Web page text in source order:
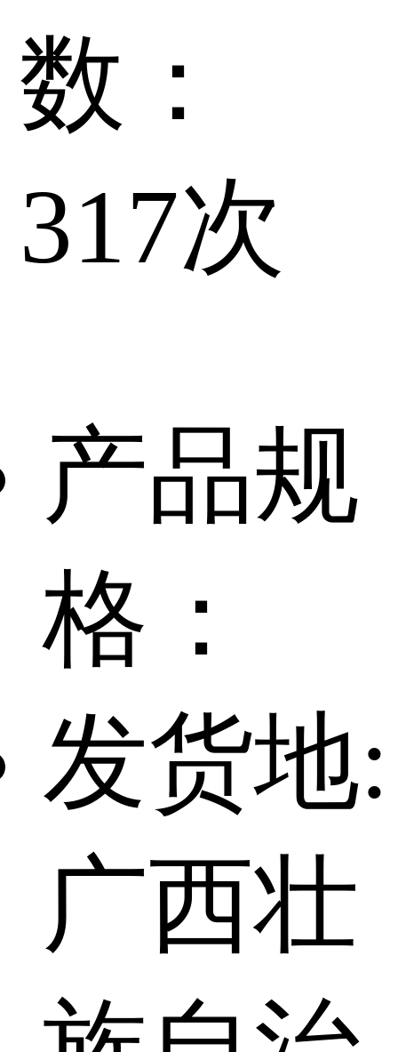
数：
317次
产品规
格：
发货地:
广西壮